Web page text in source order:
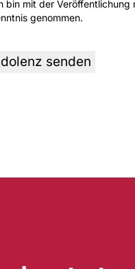
bin mit der Veröffentlichung
genommen.